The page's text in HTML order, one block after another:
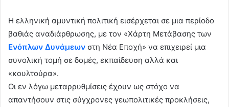
Η ελληνική αμυντική πολιτική εισέρχεται σε μια περίοδο
βαθιάς αναδιάρθρωσης, με τον «Χάρτη Μετάβασης των
Ενόπλων Δυνάμεων στη Νέα Εποχή» να επιχειρεί μια
συνολική τομή σε δομές, εκπαίδευση αλλά και
«κουλτούρα».
Οι εν λόγω μεταρρυθμίσεις έχουν ως στόχο να
απαντήσουν στις σύγχρονες γεωπολιτικές προκλήσεις,